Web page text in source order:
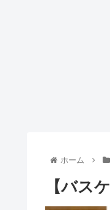
ホーム
【バス